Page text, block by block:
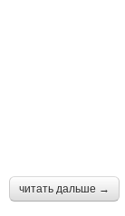
читать дальше →